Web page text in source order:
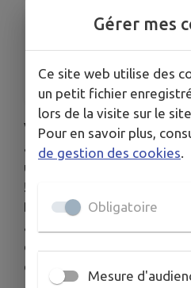
HORAIRES
Gratuit
Vous avez rendez-vous
alias le gars de "C’est
un show-conférence drôle,
! L’humour au service de la
Duméry, pro de la
aborde les enjeux
que culpabiliser, ça ne fait
chose. Résultat : on rit, on
Gérer mes
Ce site web utilise des
un petit fichier
lors de la visite sur le site.
Pour en savoir plus,
de gestion des cookies
Obligatoire
Mesure